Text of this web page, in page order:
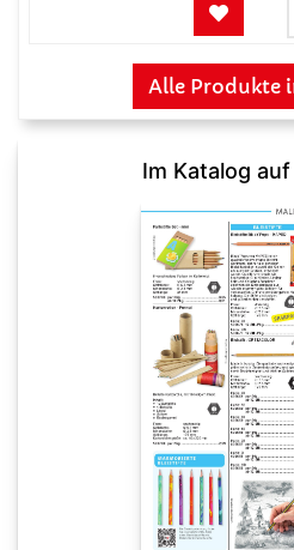
Alle Produkte
Im Katalog